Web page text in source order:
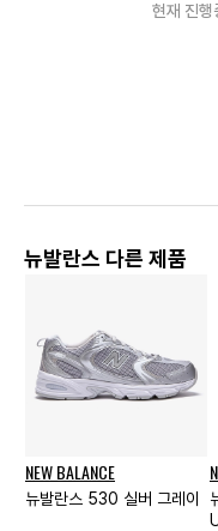
현재 진행
뉴발란스 다른 제품
NEW BALANCE
뉴발란스 530 실버 그레이